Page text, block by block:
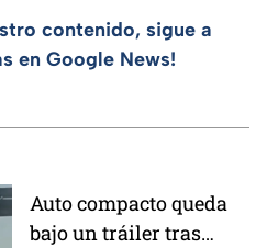
contenido, sigue a
en Google News!
Auto compacto queda
bajo un tráiler tras